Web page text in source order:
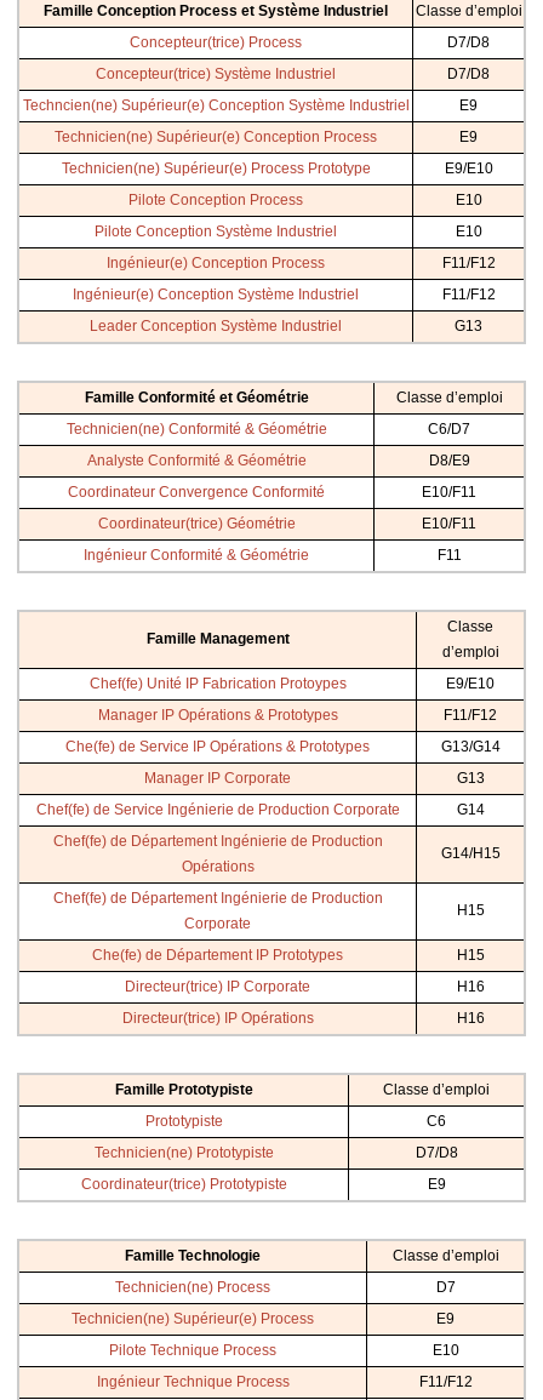
Famille Conception Process et Système Industriel
Classe d’emploi
Concepteur(trice) Process
D7/D8
Concepteur(trice) Système Industriel
D7/D8
Techncien(ne) Supérieur(e) Conception Système Industriel
E9
Technicien(ne) Supérieur(e) Conception Process
E9
Technicien(ne) Supérieur(e) Process Prototype
E9/E10
Pilote Conception Process
E10
Pilote Conception Système Industriel
E10
Ingénieur(e) Conception Process
F11/F12
Ingénieur(e) Conception Système Industriel
F11/F12
Leader Conception Système Industriel
G13
Famille Conformité et Géométrie
Classe d’emploi
Technicien(ne) Conformité & Géométrie
C6/D7
Analyste Conformité & Géométrie
D8/E9
Coordinateur Convergence Conformité
E10/F11
Coordinateur(trice) Géométrie
E10/F11
Ingénieur Conformité & Géométrie
F11
Famille Management
Classe
d’emploi
Chef(fe) Unité IP Fabrication Protoypes
E9/E10
Manager IP Opérations & Prototypes
F11/F12
Che(fe) de Service IP Opérations & Prototypes
G13/G14
Manager IP Corporate
G13
Chef(fe) de Service Ingénierie de Production Corporate
G14
Chef(fe) de Département Ingénierie de Production
Opérations
G14/H15
Chef(fe) de Département Ingénierie de Production
Corporate
H15
Che(fe) de Département IP Prototypes
H15
Directeur(trice) IP Corporate
H16
Directeur(trice) IP Opérations
H16
Famille Prototypiste
Classe d’emploi
Prototypiste
C6
Technicien(ne) Prototypiste
D7/D8
Coordinateur(trice) Prototypiste
E9
Famille Technologie
Classe d’emploi
Technicien(ne) Process
D7
Technicien(ne) Supérieur(e) Process
E9
Pilote Technique Process
E10
Ingénieur Technique Process
F11/F12